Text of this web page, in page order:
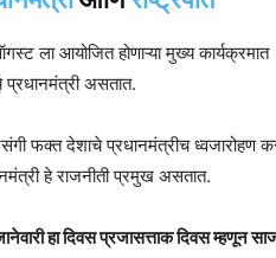
ला आयोजित होणाऱ्या मुख्य कार्यक्रमात
प्रधानमंत्री असतात.
फक्त देशाचे प्रधानमंत्रीच ध्वजारोहण
हे राजनीती प्रमुख असतात.
हा दिवस प्रजासत्ताक दिवस म्हणून